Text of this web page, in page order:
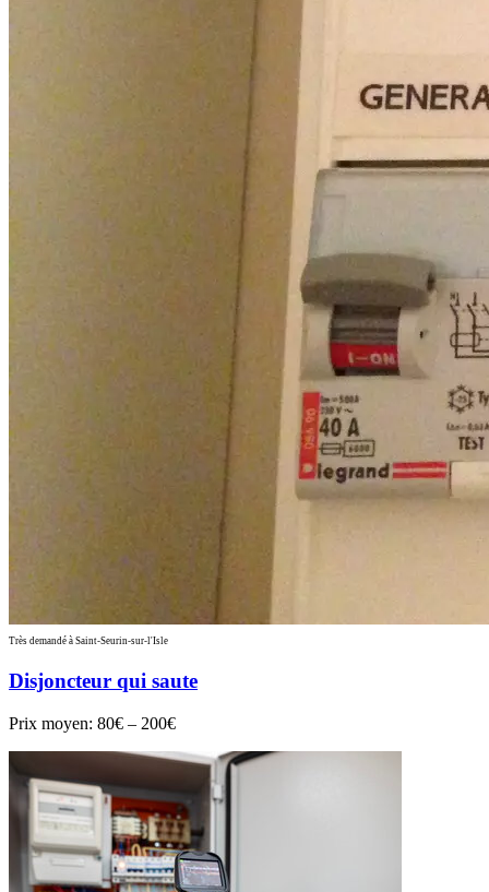
Très demandé à Saint-Seurin-sur-l'Isle
Disjoncteur qui saute
Prix moyen: 80€ – 200€